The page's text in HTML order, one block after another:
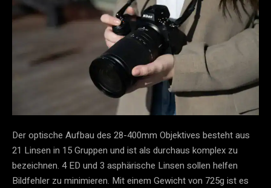
Der optische Aufbau des 28-400mm Objektives besteht aus
21 Linsen in 15 Gruppen und ist als durchaus komplex zu
bezeichnen. 4 ED und 3 asphärische Linsen sollen helfen
Bildfehler zu minimieren. Mit einem Gewicht von 725g ist es